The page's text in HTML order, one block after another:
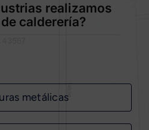
realizamos
calderería?
metálicas